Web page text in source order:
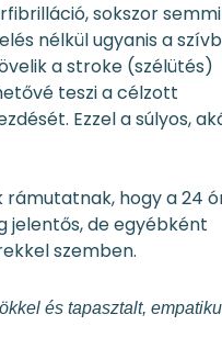
sokszor
nélkül ugyanis a
a stroke (szélütés)
teszi a célzott
Ezzel a súlyos,
hogy a 24
jelentős, de egyébként
szemben.
és tapasztalt,